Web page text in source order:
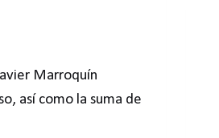
Marroquín
así como la suma de